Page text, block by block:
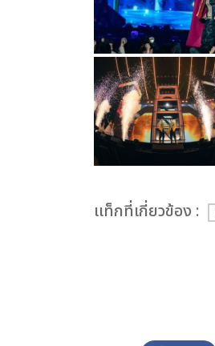
เเท็กที่เกี่ยวข้อง :